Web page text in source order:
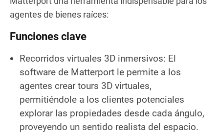
agentes de bienes raíces:
Funciones clave
Recorridos virtuales 3D inmersivos: El
software de Matterport le permite a los
agentes crear tours 3D virtuales,
permitiéndole a los clientes potenciales
explorar las propiedades desde cada ángulo,
proveyendo un sentido realista del espacio.